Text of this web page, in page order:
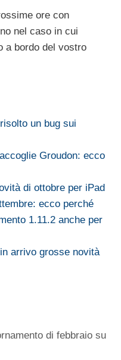
ore con
nel caso in cui
a bordo del vostro
un bug sui
Groudon: ecco
di ottobre per iPad
ecco perché
1.11.2 anche per
arrivo grosse novità
di febbraio su